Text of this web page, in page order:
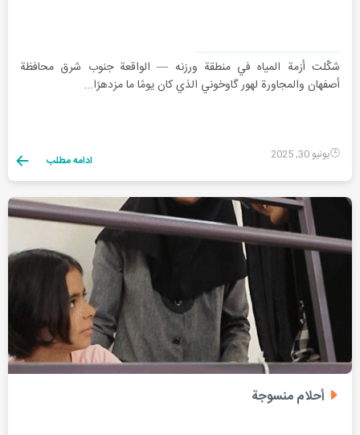
شكّلت أزمة المياه في منطقة ورزنه — الواقعة جنوب شرق محافظة
أصفهان والمجاورة لهور گاوخوني الذي كان يومًا ما مزدهرًا...
يونيو 30, 2025 ادامه مطلب
أحلام منسوجة